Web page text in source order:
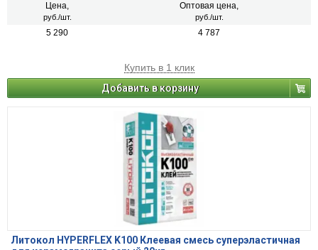
Цена,
руб./шт.
Оптовая цена,
руб./шт.
5 290 4 787
Купить в 1 клик
Добавить в корзину
Литокол HYPERFLEX K100 Клеевая смесь суперэластичная